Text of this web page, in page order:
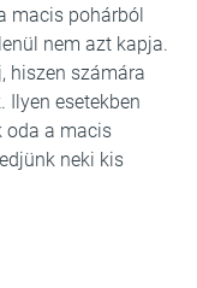
macis pohárból
nem azt kapja.
hiszen számára
Ilyen esetekben
oda a macis
neki kis